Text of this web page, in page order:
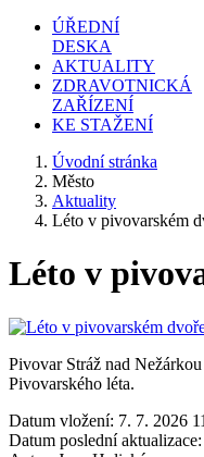
ÚŘEDNÍ
DESKA
AKTUALITY
ZDRAVOTNICKÁ
ZAŘÍZENÍ
KE STAŽENÍ
Úvodní stránka
Město
Aktuality
Léto v pivovarském
Léto v
Pivovar Stráž nad
Pivovarského léta.
Datum vložení: 7. 7. 2026
Datum poslední aktualizace: